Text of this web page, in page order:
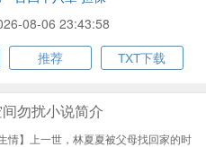
08-06 23:43:58
推荐 TXT下载
勿扰小说简介
情】上一世，林夏夏被父母找回家的时